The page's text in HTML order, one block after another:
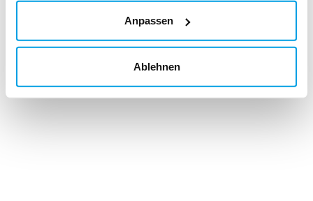
Anpassen
Ablehnen